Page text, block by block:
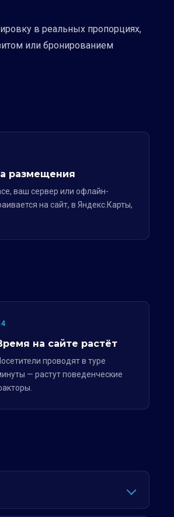
в реальных пропорциях,
или бронированием
размещения
ваш сервер или офлайн-
на сайт, в Яндекс.Карты,
на сайте растёт
проводят в туре
— растут поведенческие